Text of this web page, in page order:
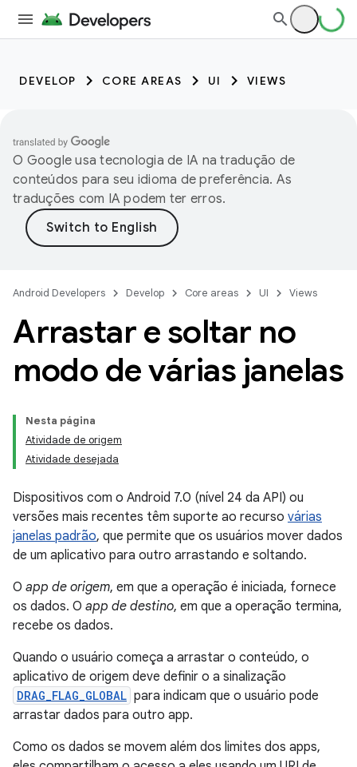
DEVELOP CORE AREAS UI VIEWS
O Google usa tecnologia de IA na tradução de
conteúdos para seu idioma de preferência. As
traduções com IA podem ter erros.
Android Developers Develop Core areas UI Views
Arrastar e soltar no
modo de várias janelas
Nesta página
Atividade de origem
Atividade desejada
Dispositivos com o Android 7.0 (nível 24 da API) ou
versões mais recentes têm suporte ao recurso várias
janelas padrão, que permite que os usuários mover dados
de um aplicativo para outro arrastando e soltando.
O app de origem, em que a operação é iniciada, fornece
os dados. O app de destino, em que a operação termina,
recebe os dados.
Quando o usuário começa a arrastar o conteúdo, o
aplicativo de origem deve definir o a sinalização
DRAG_FLAG_GLOBAL para indicam que o usuário pode
arrastar dados para outro app.
Como os dados se movem além dos limites dos apps,